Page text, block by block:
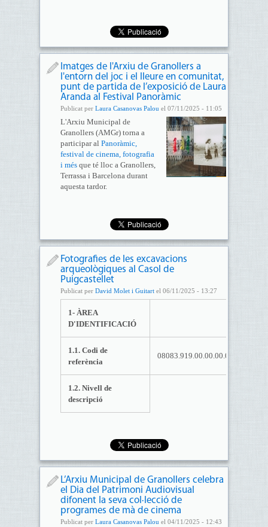
Imatges de l'Arxiu de Granollers a
l'entorn del joc i el lleure en comunitat,
punt de partida de l’exposició de Laura
Aranda al Festival Panoràmic
Publicat per Laura Casanovas Palou el 07/11/2025 - 11:05
L'Arxiu Municipal de
Granollers (AMGr) torna a
participar al Panoràmic,
festival de cinema, fotografia
i mésque té lloc a Granollers,
Terrassa i Barcelona durant
aquesta tardor.
Fotografies de les excavacions
arqueològiques al Casol de
Puigcastellet
Publicat per David Molet i Guitartel 06/11/2025 - 13:27
1- ÀREA
D'IDENTIFICACIÓ
1.1. Codi de
referència
08083.919.00.00.00.00.
1.2. Nivell de
descripció
L’Arxiu Municipal de Granollers celebra
el Dia del Patrimoni Audiovisual
difonent la seva col·lecció de
programes de mà de cinema
Publicat per Laura Casanovas Palou el 04/11/2025 - 12:43